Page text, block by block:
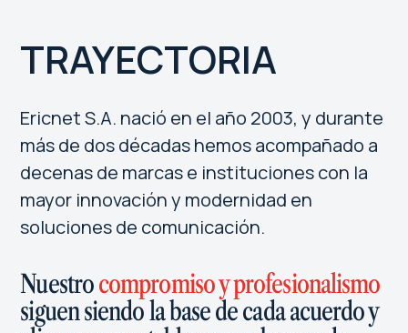
TRAYECTORIA
Ericnet S.A. nació en el año 2003, y durante
más de dos décadas hemos acompañado a
decenas de marcas e instituciones con la
mayor innovación y modernidad en
soluciones de comunicación.
Nuestrocompromiso y profesionalismo
siguen siendo la base de cada acuerdo y